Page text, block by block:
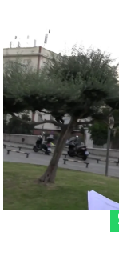
¿Volverá Sergio
Luis F.